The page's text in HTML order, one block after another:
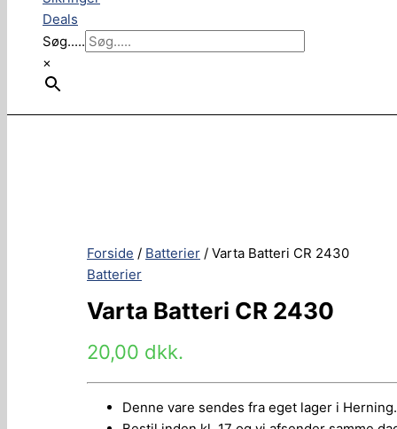
Deals
Søg.....
×
Forside / Batterier / Varta Batteri CR 2430
Batterier
Varta Batteri CR 2430
20,00 dkk.
Denne vare sendes fra eget lager i Herning.